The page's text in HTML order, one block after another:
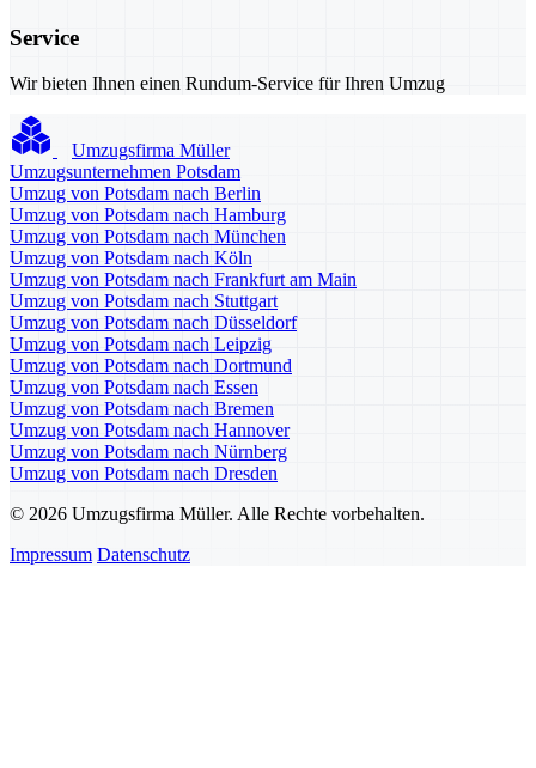
Service
Wir bieten Ihnen einen Rundum-Service für Ihren Umzug
Umzugsfirma Müller
Umzugsunternehmen Potsdam
Umzug von Potsdam nach Berlin
Umzug von Potsdam nach Hamburg
Umzug von Potsdam nach München
Umzug von Potsdam nach Köln
Umzug von Potsdam nach Frankfurt am Main
Umzug von Potsdam nach Stuttgart
Umzug von Potsdam nach Düsseldorf
Umzug von Potsdam nach Leipzig
Umzug von Potsdam nach Dortmund
Umzug von Potsdam nach Essen
Umzug von Potsdam nach Bremen
Umzug von Potsdam nach Hannover
Umzug von Potsdam nach Nürnberg
Umzug von Potsdam nach Dresden
© 2026 Umzugsfirma Müller. Alle Rechte vorbehalten.
Impressum Datenschutz